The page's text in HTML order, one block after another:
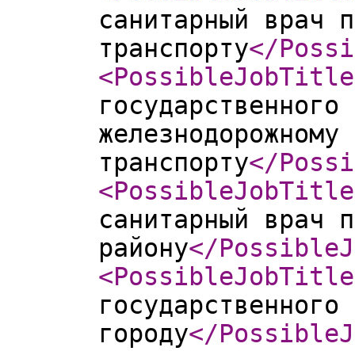
санитарный врач
транспорту</
<PossibleJobTitle
железнодорожному
транспорту</
<PossibleJobTitle
санитарный врач
району</
<PossibleJobTitle
городу</